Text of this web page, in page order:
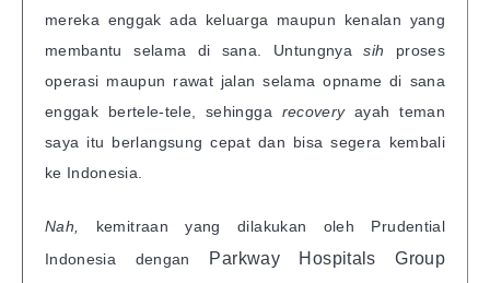
mereka enggak ada keluarga maupun kenalan yang
membantu selama di sana. Untungnyasih proses
operasi maupun rawat jalan selama opname di sana
enggak bertele-tele, sehingga recoveryayah teman
saya itu berlangsung cepat dan bisa segera kembali
ke Indonesia.
Nah, kemitraan yang dilakukan oleh Prudential
Indonesia dengan Parkway Hospitals Group